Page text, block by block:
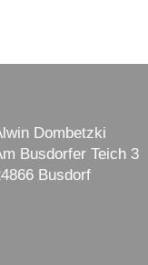
Dombetzki
Busdorfer Teich 3
Busdorf